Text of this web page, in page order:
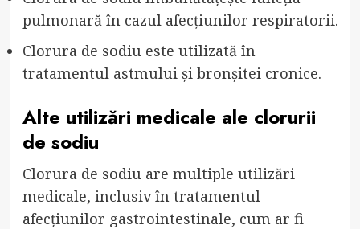
pulmonară în cazul afecțiunilor respiratorii.
Clorura de sodiu este utilizată în
tratamentul astmului și bronșitei cronice.
Alte utilizări medicale ale clorurii
de sodiu
Clorura de sodiu are multiple utilizări
medicale, inclusiv în tratamentul
afecțiunilor gastrointestinale, cum ar fi